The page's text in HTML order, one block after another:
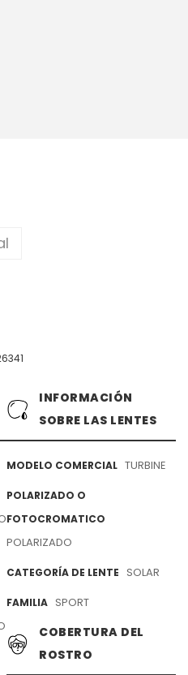
INFORMACIÓN
SOBRE LAS LENTES
MODELO COMERCIAL TURBINE
POLARIZADO O
FOTOCROMATICO
POLARIZADO
CATEGORÍA DE LENTE SOLAR
FAMILIA SPORT
COBERTURA DEL
ROSTRO